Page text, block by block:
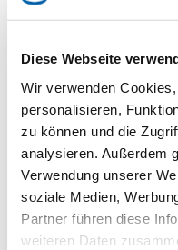
Diese Webseite
Wir verwenden
personalisieren,
zu können und die
analysieren. Außerdem
Verwendung unserer
soziale Medien,
Partner führen diese
weiteren Daten
Downloads
Downloads
Sie sind hier:
Aktuelles
Bauernfeindstraße:
Kieferngarten –
Tiefgarage